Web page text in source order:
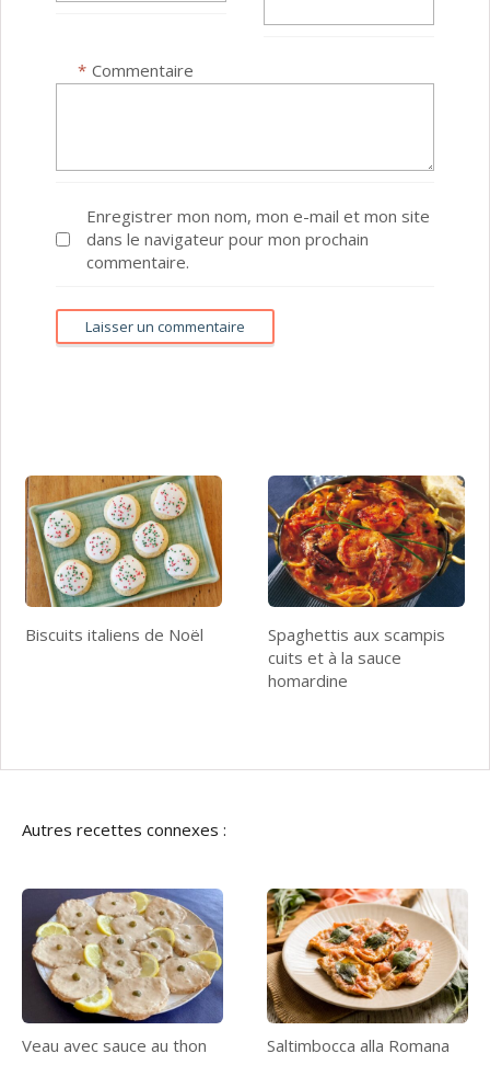
Commentaire
*
Enregistrer mon nom, mon e-mail et mon site
dans le navigateur pour mon prochain
commentaire.
Biscuits italiens de Noël
Spaghettis aux scampis
cuits et à la sauce
homardine
Autres recettes connexes :
Veau avec sauce au thon Saltimbocca alla Romana